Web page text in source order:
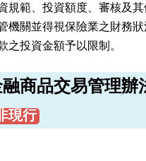
規範、投資額度、審核及
機關並得視保險業之財務
之投資金額予以限制。
商品交易管理辦
現行